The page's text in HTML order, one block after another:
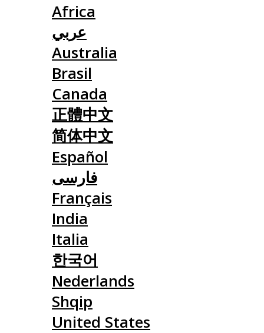
Africa
عربي
Australia
Brasil
Canada
正體中文
简体中文
Español
فارسی
Français
India
Italia
한국어
Nederlands
Shqip
United States